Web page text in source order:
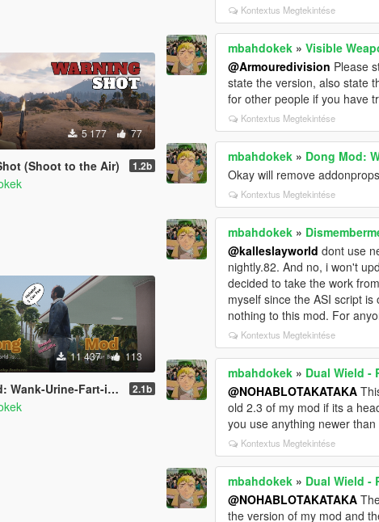
5 177 77
(Shoot to the Air) 1.2b
11 437 113
Urine-Fart-inator 2.1b
Kontextus Megtekintése
mbahdokek »Visible
@Armouredivision Please
state the version, also state
for other people if you have
Kontextus Megtekintése
mbahdokek » Dong Mod:
Okay will remove
Kontextus Megtekintése
mbahdokek »
@kalleslayworld dont use
nightly.82. And no, i won't
decided to take the work
myself since the ASI script
nothing to this mod. For
Kontextus Megtekintése
mbahdokek » Dual Wield -
@NOHABLOTAKATAKA
old 2.3 of my mod if its a
you use anything newer
Kontextus Megtekintése
mbahdokek » Dual Wield -
@NOHABLOTAKATAKA
the version of my mod and